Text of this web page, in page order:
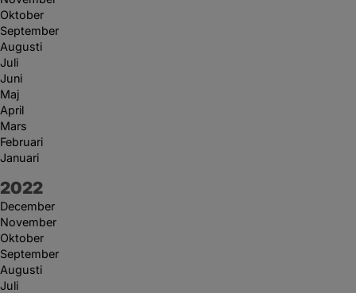
Oktober
September
Augusti
Juli
Juni
Maj
April
Mars
Februari
Januari
År:
2022
December
November
Oktober
September
Augusti
Juli